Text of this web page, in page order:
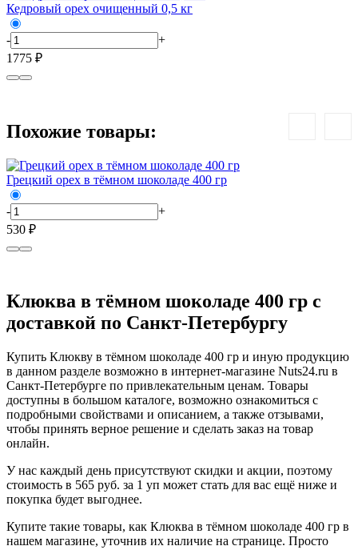
Кедровый орех очищенный 0,5 кг
-
+
1775 ₽
Похожие товары:
Грецкий орех в тёмном шоколаде 400 гр
-
+
530 ₽
Клюква в тёмном шоколаде 400 гр с
доставкой по Санкт-Петербургу
Купить Клюкву в тёмном шоколаде 400 гр и иную продукцию
в данном разделе возможно в интернет-магазине Nuts24.ru в
Санкт-Петербурге по привлекательным ценам. Товары
доступны в большом каталоге, возможно ознакомиться с
подробными свойствами и описанием, а также отзывами,
чтобы принять верное решение и сделать заказ на товар
онлайн.
У нас каждый день присутствуют скидки и акции, поэтому
стоимость в 565 руб. за 1 уп может стать для вас ещё ниже и
покупка будет выгоднее.
Купите такие товары, как Клюква в тёмном шоколаде 400 гр в
нашем магазине, уточнив их наличие на странице. Просто